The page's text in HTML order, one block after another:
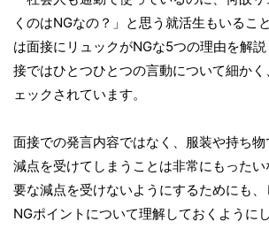
くのはNGなの？」と思う就活生もいるこ
は面接にリュックがNGな5つの理由を解
接ではひとつひとつの言動について細か
ェックされています。
面接での発言内容ではなく、服装や持ち
減点を受けてしまうことは非常にもった
要な減点を受けないようにするためにも
NGポイントについて理解しておくように